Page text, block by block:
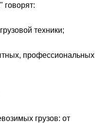
говорят:
техники;
профессиональных
грузов: от